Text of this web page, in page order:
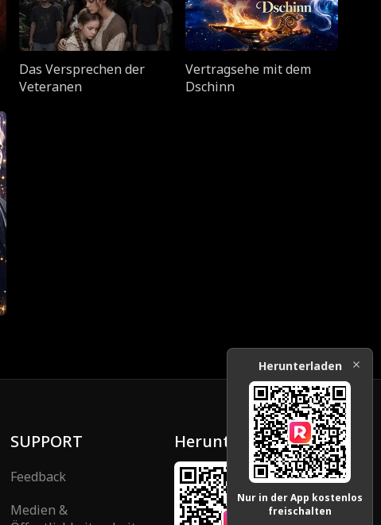
Das Versprechen der
Veteranen
Vertragsehe mit dem
Dschinn
SUPPORT
Feedback
Medien &
Herunterladen
Herunterladen
Nur in der App kostenlos
freischalten